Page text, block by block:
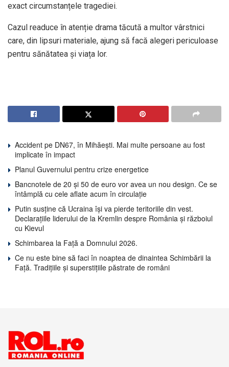
exact circumstanțele tragediei.
Cazul readuce în atenție drama tăcută a multor vârstnici
care, din lipsuri materiale, ajung să facă alegeri periculoase
pentru sănătatea și viața lor.
Accident pe DN67, în Mihăești. Mai multe persoane au fost
implicate în impact
Planul Guvernului pentru crize energetice
Bancnotele de 20 și 50 de euro vor avea un nou design. Ce se
întâmplă cu cele aflate acum în circulație
Putin susține că Ucraina își va pierde teritoriile din vest.
Declarațiile liderului de la Kremlin despre România și războiul
cu Kievul
Schimbarea la Față a Domnului 2026.
Ce nu este bine să faci în noaptea de dinaintea Schimbării la
Față. Tradițiile și superstițiile păstrate de români